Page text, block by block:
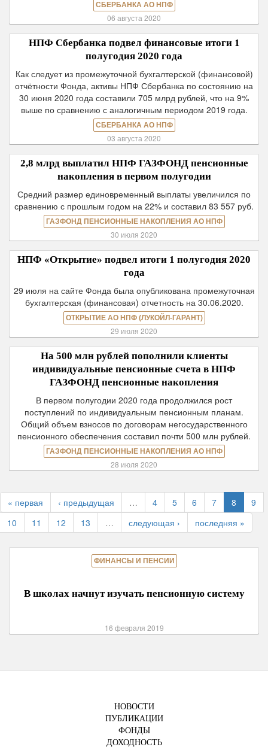
СБЕРБАНКА АО НПФ
06 августа 2020
НПФ Сбербанка подвел финансовые итоги 1
полугодия 2020 года
Как следует из промежуточной бухгалтерской (финансовой)
отчётности Фонда, активы НПФ Сбербанка по состоянию на
30 июня 2020 года составили 705 млрд рублей, что на 9%
выше по сравнению с аналогичным периодом 2019 года.
СБЕРБАНКА АО НПФ
03 августа 2020
2,8 млрд выплатил НПФ ГАЗФОНД пенсионные
накопления в первом полугодии
Средний размер единовременный выплаты увеличился по
сравнению с прошлым годом на 22% и составил 83 557 руб.
ГАЗФОНД ПЕНСИОННЫЕ НАКОПЛЕНИЯ АО НПФ
30 июля 2020
НПФ «Открытие» подвел итоги 1 полугодия 2020
года
29 июля на сайте Фонда была опубликована промежуточная
бухгалтерская (финансовая) отчетность на 30.06.2020.
ОТКРЫТИЕ АО НПФ (ЛУКОЙЛ-ГАРАНТ)
29 июля 2020
На 500 млн рублей пополнили клиенты
индивидуальные пенсионные счета в НПФ
ГАЗФОНД пенсионные накопления
В первом полугодии 2020 года продолжился рост
поступлений по индивидуальным пенсионным планам.
Общий объем взносов по договорам негосударственного
пенсионного обеспечения составил почти 500 млн рублей.
ГАЗФОНД ПЕНСИОННЫЕ НАКОПЛЕНИЯ АО НПФ
28 июля 2020
« первая ‹ предыдущая … 4 5 6 7 8
9
10
11 12 13 … следующая › последняя »
ФИНАНСЫ И ПЕНСИИ
В школах начнут изучать пенсионную систему
16 февраля 2019
НОВОСТИ
ПУБЛИКАЦИИ
ФОНДЫ
ДОХОДНОСТЬ